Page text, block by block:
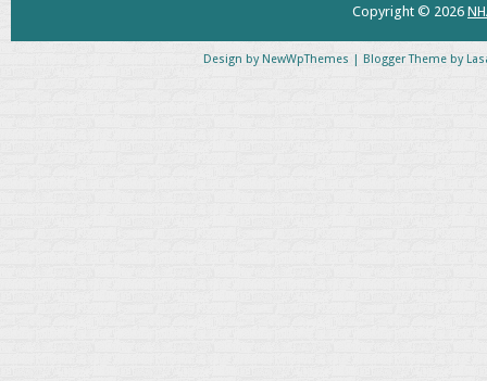
Copyright © 2026
Design by NewWpThemes | Blogger Theme by